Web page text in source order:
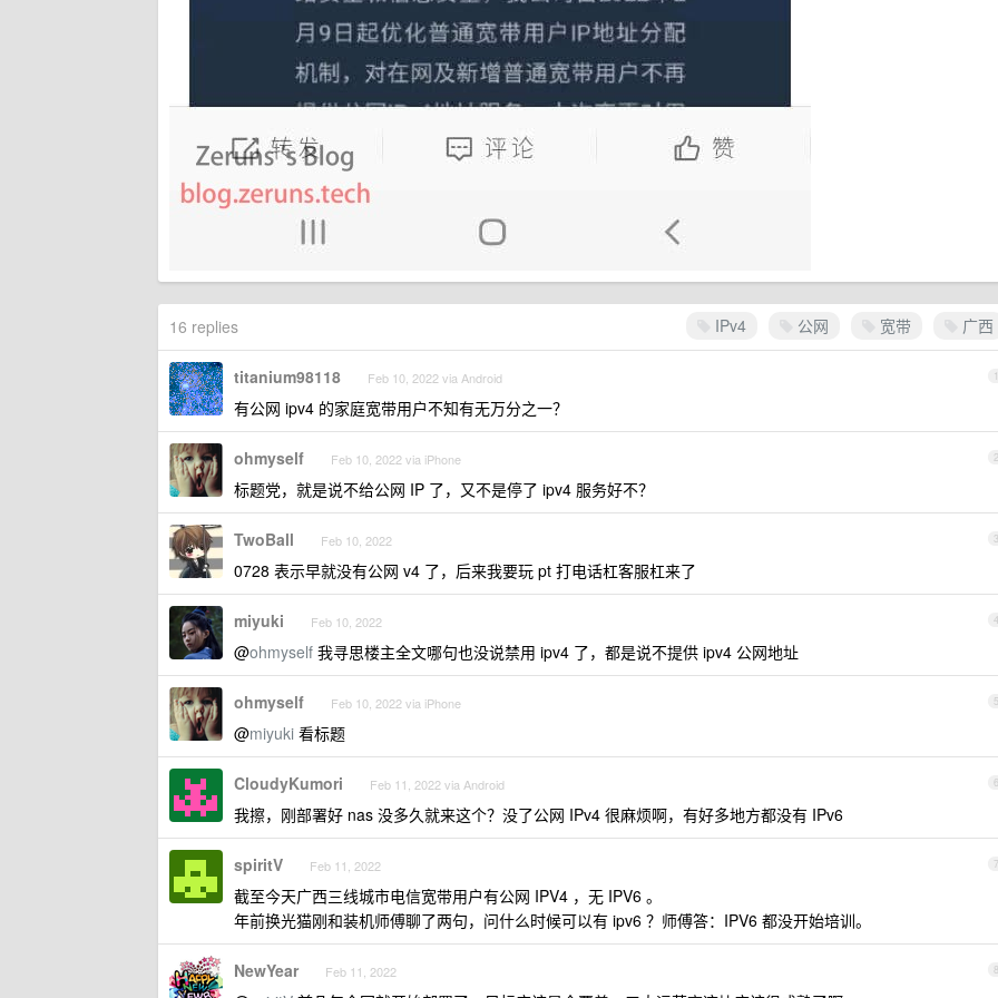
IPv4 公网 宽带 广西
16 replies
1
titanium98118 Feb 10, 2022 via Android
有公网 ipv4 的家庭宽带用户不知有无万分之一？
2
ohmyself Feb 10, 2022 via iPhone
标题党，就是说不给公网 IP 了，又不是停了 ipv4 服务好不？
3
TwoBall Feb 10, 2022
0728 表示早就没有公网 v4 了，后来我要玩 pt 打电话杠客服杠来了
4
miyuki Feb 10, 2022
@ohmyself 我寻思楼主全文哪句也没说禁用 ipv4 了，都是说不提供 ipv4 公网地址
5
ohmyself Feb 10, 2022 via iPhone
@miyuki 看标题
6
CloudyKumori Feb 11, 2022 via Android
我擦，刚部署好 nas 没多久就来这个？没了公网 IPv4 很麻烦啊，有好多地方都没有 IPv6
7
spiritV Feb 11, 2022
截至今天广西三线城市电信宽带用户有公网 IPV4 ，无 IPV6 。
年前换光猫刚和装机师傅聊了两句，问什么时候可以有 ipv6 ？师傅答：IPV6 都没开始培训。
8
NewYear Feb 11, 2022